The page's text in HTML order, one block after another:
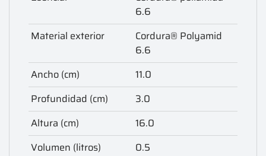
6.6
Material exterior
Cordura® Polyamid
6.6
Ancho (cm)
11.0
Profundidad (cm)
3.0
Altura (cm)
16.0
Volumen (litros)
0.5